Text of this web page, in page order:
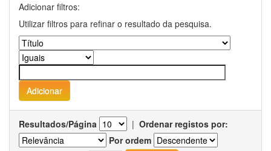
Adicionar filtros:
Utilizar filtros para refinar o resultado da pesquisa.
Resultados/Página | Ordenar registos por:
Por ordem